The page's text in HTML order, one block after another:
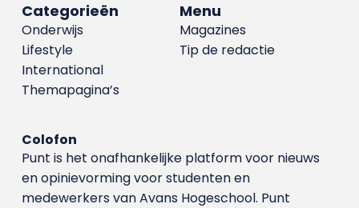
Menu
Magazines
Tip de redactie
Categorieën
Onderwijs
Lifestyle
International
Themapagina’s
Colofon
Punt is het onafhankelijke platform voor nieuws
en opinievorming voor studenten en
medewerkers van Avans Hoge­school. Punt